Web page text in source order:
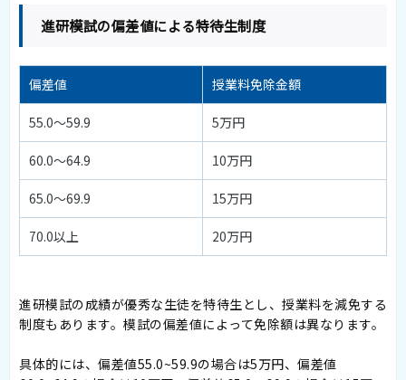
進研模試の偏差値による特待生制度
偏差値 授業料免除金額
55.0〜59.9 5万円
60.0〜64.9 10万円
65.0〜69.9 15万円
70.0以上 20万円
進研模試の成績が優秀な生徒を特待生とし、授業料を減免する
制度もあります。模試の偏差値によって免除額は異なります。
具体的には、偏差値55.0~59.9の場合は5万円、偏差値